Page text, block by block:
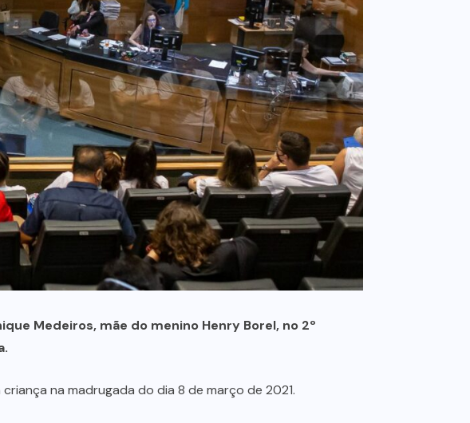
Medeiros, mãe do menino Henry Borel, no 2º
na madrugada do dia 8 de março de 2021.